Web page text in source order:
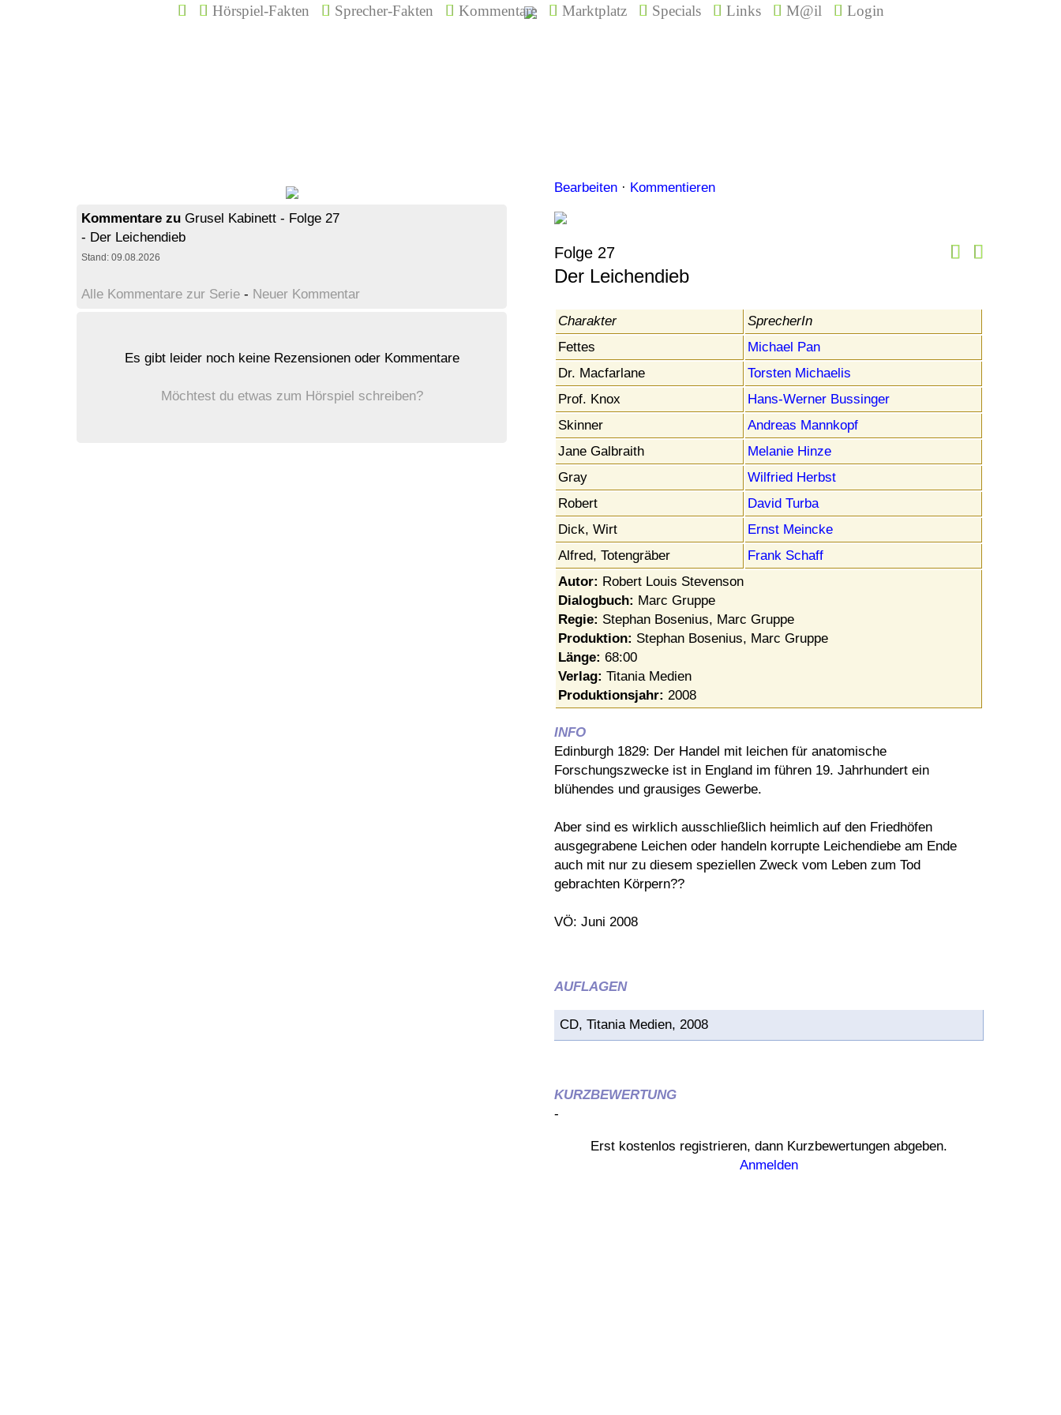
Hörspiel-Fakten Sprecher-Fakten Kommentare Marktplatz Specials Links M@il Login
Kommentare zu Grusel Kabinett - Folge 27
- Der Leichendieb
Stand: 09.08.2026
Alle Kommentare zur Serie - Neuer Kommentar
Es gibt leider noch keine Rezensionen oder Kommentare
Möchtest du etwas zum Hörspiel schreiben?
Bearbeiten · Kommentieren
Folge 27
Der Leichendieb
Charakter
SprecherIn
Fettes
Michael Pan
Dr. Macfarlane
Torsten Michaelis
Prof. Knox
Hans-Werner Bussinger
Skinner
Andreas Mannkopf
Jane Galbraith
Melanie Hinze
Gray
Wilfried Herbst
Robert
David Turba
Dick, Wirt
Ernst Meincke
Alfred, Totengräber
Frank Schaff
Autor: Robert Louis Stevenson
Dialogbuch: Marc Gruppe
Regie: Stephan Bosenius, Marc Gruppe
Produktion: Stephan Bosenius, Marc Gruppe
Länge: 68:00
Verlag: Titania Medien
Produktionsjahr: 2008
INFO
Edinburgh 1829: Der Handel mit leichen für anatomische
Forschungszwecke ist in England im führen 19. Jahrhundert ein
blühendes und grausiges Gewerbe.
Aber sind es wirklich ausschließlich heimlich auf den Friedhöfen
ausgegrabene Leichen oder handeln korrupte Leichendiebe am Ende
auch mit nur zu diesem speziellen Zweck vom Leben zum Tod
gebrachten Körpern??
VÖ: Juni 2008
AUFLAGEN
CD, Titania Medien, 2008
KURZBEWERTUNG
-
Erst kostenlos registrieren, dann Kurzbewertungen abgeben.
Anmelden